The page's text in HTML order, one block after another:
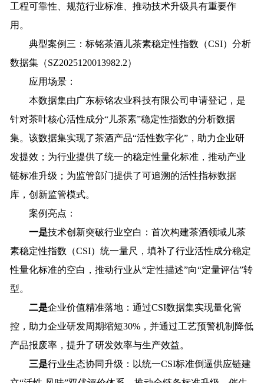
工程可靠性、规范行业标准、推动技术升级具有重要作
用。
典型案例三：标铭茶酒儿茶素稳定性指数（CSI）分析
数据集（SZ2025120013982.2）
应用场景：
本数据集由广东标铭农业科技有限公司申请登记，是
针对茶叶核心活性成分“儿茶素”稳定性指数的分析数据
集。该数据集实现了茶酒产品“活性数字化”，助力企业研
发提效；为行业提供了统一的稳定性量化标准，推动产业
链标准升级；为监管部门提供了可追溯的活性指标数据
库，创新监管模式。
案例亮点：
一是技术创新突破行业空白：首次构建茶酒领域儿茶
素稳定性指数（CSI）统一量尺，填补了行业活性成分稳定
性量化标准的空白，推动行业从“定性描述”向“定量评估”转
型。
二是企业价值精准落地：通过CSI数据集实现量化管
控，助力企业研发周期缩短30%，并通过工艺预警机制降低
产品报废率，提升了研发效率与生产效益。
三是行业生态协同升级：以统一CSI标准倒逼供应链建